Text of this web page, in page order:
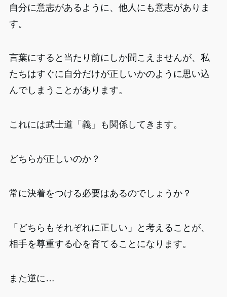
自分に意志があるように、他人にも意志がありま
す。
言葉にすると当たり前にしか聞こえませんが、私
たちはすぐに自分だけが正しいかのように思い込
んでしまうことがあります。
これには武士道「義」も関係してきます。
どちらが正しいのか？
常に決着をつける必要はあるのでしょうか？
「どちらもそれぞれに正しい」と考えることが、
相手を尊重する心を育てることになります。
また逆に…